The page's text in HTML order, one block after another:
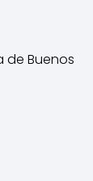
de Buenos